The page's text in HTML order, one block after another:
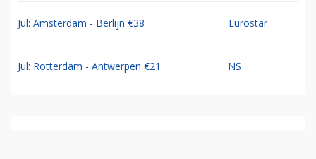
Jul: Amsterdam - Berlijn €38 Eurostar
Jul: Rotterdam - Antwerpen €21 NS